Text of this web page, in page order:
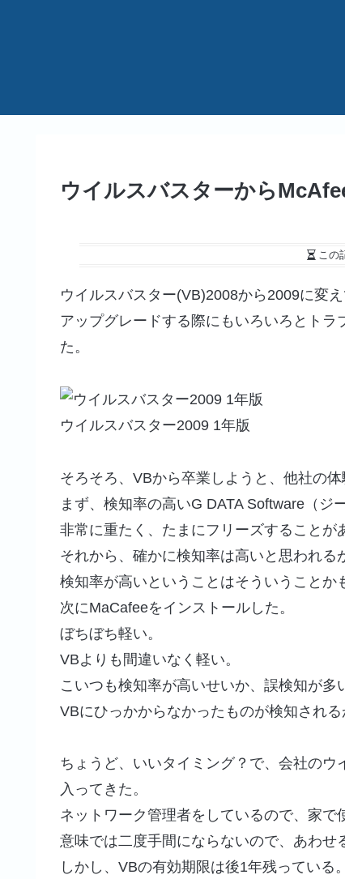
ウイルスバスターから
この
ウイルスバスター(VB)2008から2009に変
アップグレードする際にもいろいろとト
た。
ウイルスバスター2009 1年版
そろそろ、VBから卒業しようと、他社の体
まず、検知率の高いG DATA Software（ジ
非常に重たく、たまにフリーズすることが
それから、確かに検知率は高いと思われる
検知率が高いということはそういうことか
次にMaCafeeをインストールした。
ぼちぼち軽い。
VBよりも間違いなく軽い。
こいつも検知率が高いせいか、誤検知が多
VBにひっかからなかったものが検知され
ちょうど、いいタイミング？で、会社の
入ってきた。
ネットワーク管理者をしているので、家
意味では二度手間にならないので、あわせ
しかし、VBの有効期限は後1年残っている。